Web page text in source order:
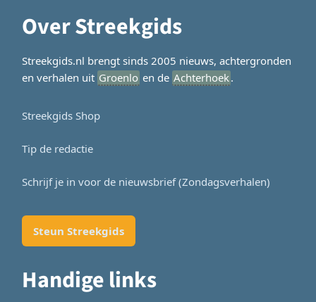
Over Streekgids
Streekgids.nl brengt sinds 2005 nieuws, achtergronden
en verhalen uit Groenlo en de Achterhoek.
Streekgids Shop
Tip de redactie
Schrijf je in voor de nieuwsbrief (Zondagsverhalen)
Steun Streekgids
Handige links